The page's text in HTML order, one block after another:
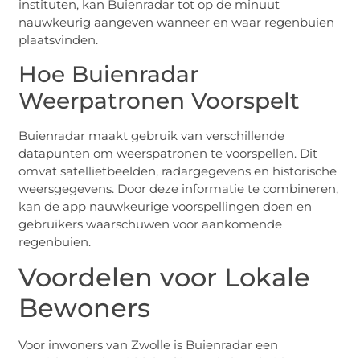
instituten, kan Buienradar tot op de minuut
nauwkeurig aangeven wanneer en waar regenbuien
plaatsvinden.
Hoe Buienradar
Weerpatronen Voorspelt
Buienradar maakt gebruik van verschillende
datapunten om weerspatronen te voorspellen. Dit
omvat satellietbeelden, radargegevens en historische
weersgegevens. Door deze informatie te combineren,
kan de app nauwkeurige voorspellingen doen en
gebruikers waarschuwen voor aankomende
regenbuien.
Voordelen voor Lokale
Bewoners
Voor inwoners van Zwolle is Buienradar een